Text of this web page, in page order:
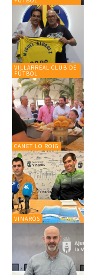
VILLARREAL CLUB DE
FÚTBOL
CANET LO ROIG
VINARÒS